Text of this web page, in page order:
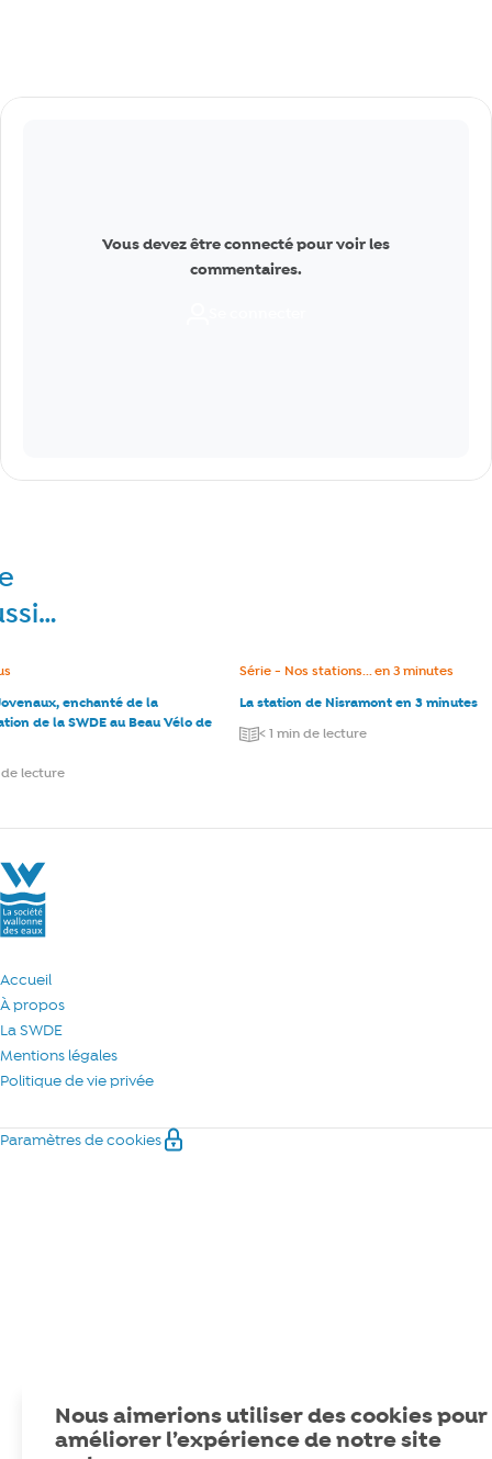
Vous devez être connecté pour voir les
commentaires.
enchanté de la
de la SWDE au Beau Vélo de
:
de lecture
La station de Nisramont en 3 minutes
Catégorie :
Série - Nos stations... en 3 minutes
< 1 min de lecture
La Société Wallonne des Eaux
Accueil
À propos
La SWDE
Mentions légales
Politique de vie privée
Paramètres de cookies
Nous aimerions utiliser des cookies pour
améliorer l’expérience de notre site